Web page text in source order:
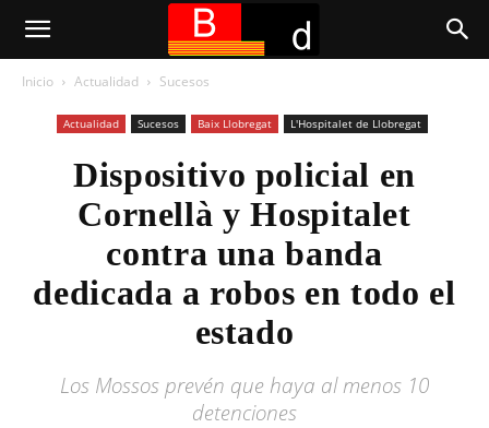
Inicio Actualidad Sucesos
Actualidad Sucesos Baix Llobregat L'Hospitalet de Llobregat
Dispositivo policial en
Cornellà y Hospitalet
contra una banda
dedicada a robos en todo el
estado
Los Mossos prevén que haya al menos 10
detenciones